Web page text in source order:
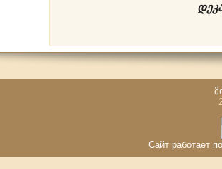
Сайт работает